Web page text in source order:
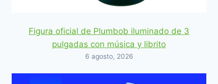
Figura oficial de Plumbob iluminado de 3
pulgadas con música y librito
6 agosto, 2026